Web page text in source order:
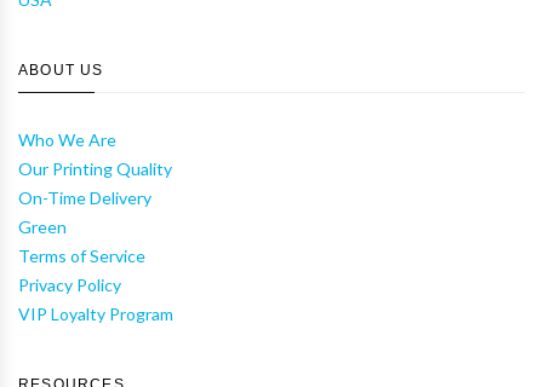
ABOUT US
Who We Are
Our Printing Quality
On-Time Delivery
Green
Terms of Service
Privacy Policy
VIP Loyalty Program